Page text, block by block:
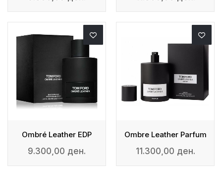
Ombré Leather EDP
9.300,00 ден.
Ombre Leather Parfum
11.300,00 ден.